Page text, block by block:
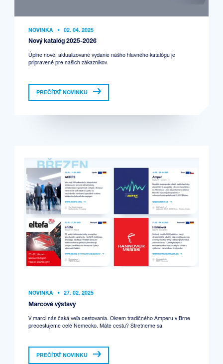
NOVINKA • 02. 04. 2025
Nový katalóg 2025-2026
Úplne nové, aktualizované vydanie nášho hlavného katalógu je
pripravené pre našich zákazníkov.
PREČÍTAŤ NOVINKU
NOVINKA • 27. 02. 2025
Marcové výstavy
V marci nás čaká veľa cestovania. Okrem tradičného Amperu v Brne
precestujeme celé Nemecko. Máte cestu? Stretneme sa.
PREČÍTAŤ NOVINKU